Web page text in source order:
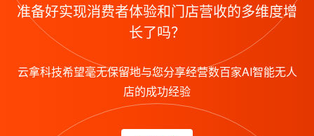
准备好实现消费者体验和门店营收的多维度增
长了吗？
云拿科技希望毫无保留地与您分享经营数百家AI智能无人
店的成功经验